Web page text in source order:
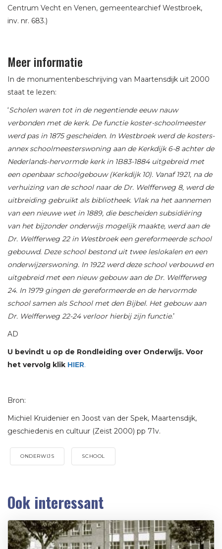
Centrum Vecht en Venen, gemeentearchief Westbroek,
inv. nr. 683.)
Meer informatie
In de monumentenbeschrijving van Maartensdijk uit 2000
staat te lezen:
‘Scholen waren tot in de negentiende eeuw nauw
verbonden met de kerk. De functie koster-schoolmeester
werd pas in 1875 gescheiden. In Westbroek werd de kosters-
annexschoolmeesterswoning aan de Kerkdijk 6-8 achter de
Nederlands-hervormde kerk in 1B83-1884 uitgebreid met
een openbaar schoolgebouw (Kerkdijk 10). Vanaf 1921, na de
verhuizing van de school naar de Dr. Welfferweg 8, werd de
uitbreiding gebruikt als bibliotheek. Vlak na het aannemen
van een nieuwe wet in 1889, die bescheiden subsidiëring
van het bijzonder onderwijs mogelijk maakte, werd aan de
Dr. Welfferweg 22 in Westbroek een gereformeerde school
gebouwd. Deze school bestond uit twee leslokalen en een
onderwijzerswoning. In 1922 werd deze school verbouwd en
uitgebreid met een nieuw gebouw aan de Dr. Welfferweg
24. In 1979 gingen de gereformeerde en de hervormde
school samen als School met den Bijbel. Het gebouw aan
Dr. Welfferweg 22-24 verloor hierbij zijn functie.’
AD
U bevindt u op de Rondleiding over Onderwijs. Voor
het vervolg klik HIER.
Bron:
Michiel Kruidenier en Joost van der Spek, Maartensdijk,
geschiedenis en cultuur (Zeist 2000) pp 71v.
ONDERWIJS SCHOOL
Ook interessant